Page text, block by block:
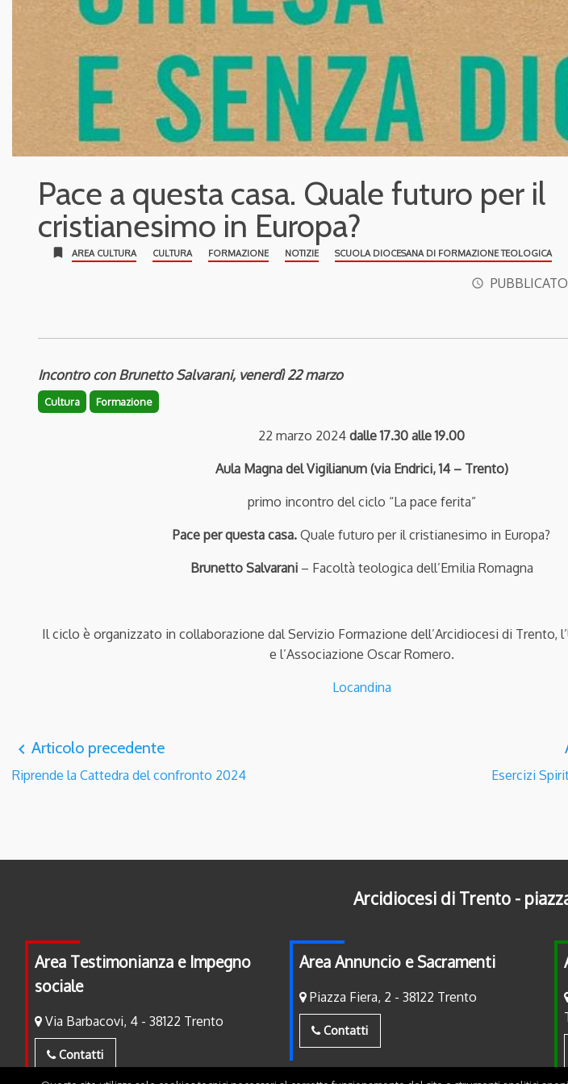
Pace a questa casa. Quale futuro per il
cristianesimo in Europa?
bookmark AREA CULTURA CULTURA FORMAZIONE NOTIZIE SCUOLA DIOCESANA DI FORMAZIONE TEOLOGICA
access_time
Incontro con Brunetto Salvarani, venerdì 22 marzo
Cultura Formazione
22 marzo 2024 dalle 17.30 alle 19.00
Aula Magna del Vigilianum (via Endrici, 14 – Trento)
primo incontro del ciclo “La pace ferita”
Pace per questa casa. Quale futuro per il cristianesimo in Europa?
Brunetto Salvarani– Facoltà teologica dell’Emilia Romagna
Il ciclo è organizzato in collaborazione dal Servizio Formazione dell’Arcidiocesi di Trento,
e l’Associazione Oscar Romero.
Locandina
navigate_before Articolo precedente
Riprende la Cattedra del confronto 2024 Esercizi
Arcidiocesi di Trento -
Area Testimonianza e Impegno
sociale
Via Barbacovi, 4 - 38122 Trento
Contatti
Area Annuncio e Sacramenti
Piazza Fiera, 2 - 38122 Trento
Contatti